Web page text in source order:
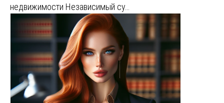
недвижимости Независимый су…